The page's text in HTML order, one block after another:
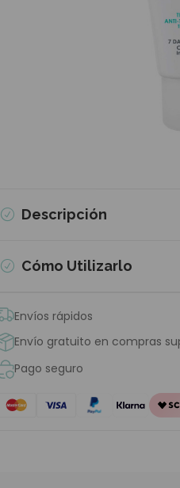
Descripción
Cómo Utilizarlo
Envíos rápidos
Envío gratuito en compras
Pago seguro